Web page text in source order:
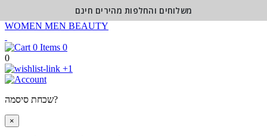
WOMEN MEN BEAUTY
0
0
+1
שכחת סיסמה?
×
משלוחים והחלפות מהירים חינם